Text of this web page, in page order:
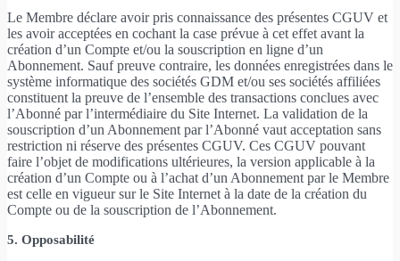
Le Membre déclare avoir pris connaissance des présentes CGUV et
les avoir acceptées en cochant la case prévue à cet effet avant la
création d’un Compte et/ou la souscription en ligne d’un
Abonnement. Sauf preuve contraire, les données enregistrées dans le
système informatique des sociétés GDM et/ou ses sociétés affiliées
constituent la preuve de l’ensemble des transactions conclues avec
l’Abonné par l’intermédiaire du Site Internet. La validation de la
souscription d’un Abonnement par l’Abonné vaut acceptation sans
restriction ni réserve des présentes CGUV. Ces CGUV pouvant
faire l’objet de modifications ultérieures, la version applicable à la
création d’un Compte ou à l’achat d’un Abonnement par le Membre
est celle en vigueur sur le Site Internet à la date de la création du
Compte ou de la souscription de l’Abonnement.
5. Opposabilité